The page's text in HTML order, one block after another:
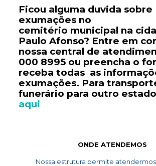
Ficou alguma duvida sobre
exumações no
cemitério municipal na
Paulo Afonso? Entre em
nossa central de
000 8995ou preencha o
receba todas as
exumações. Para
funerário para outro
aqui
ONDE ATENDEMOS
Nossa estrutura permite